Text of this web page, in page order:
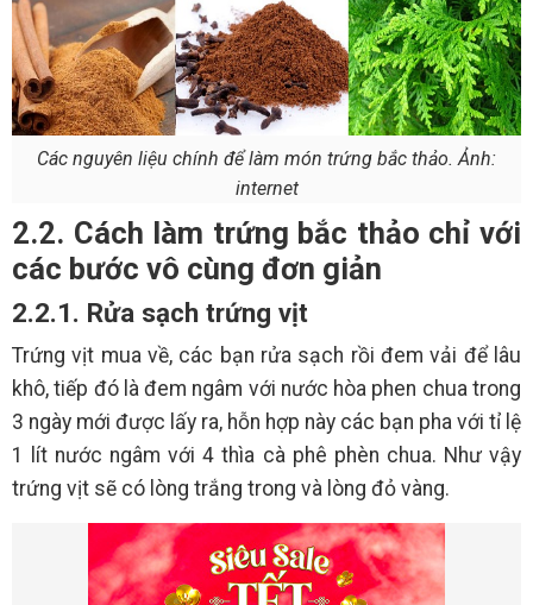
Các nguyên liệu chính để làm món trứng bắc thảo. Ảnh:
internet
2.2. Cách làm trứng bắc thảo chỉ với
các bước vô cùng đơn giản
2.2.1. Rửa sạch trứng vịt
Trứng vịt mua về, các bạn rửa sạch rồi đem vải để lâu
khô, tiếp đó là đem ngâm với nước hòa phen chua trong
3 ngày mới được lấy ra, hỗn hợp này các bạn pha với tỉ lệ
1 lít nước ngâm với 4 thìa cà phê phèn chua. Như vậy
trứng vịt sẽ có lòng trắng trong và lòng đỏ vàng.